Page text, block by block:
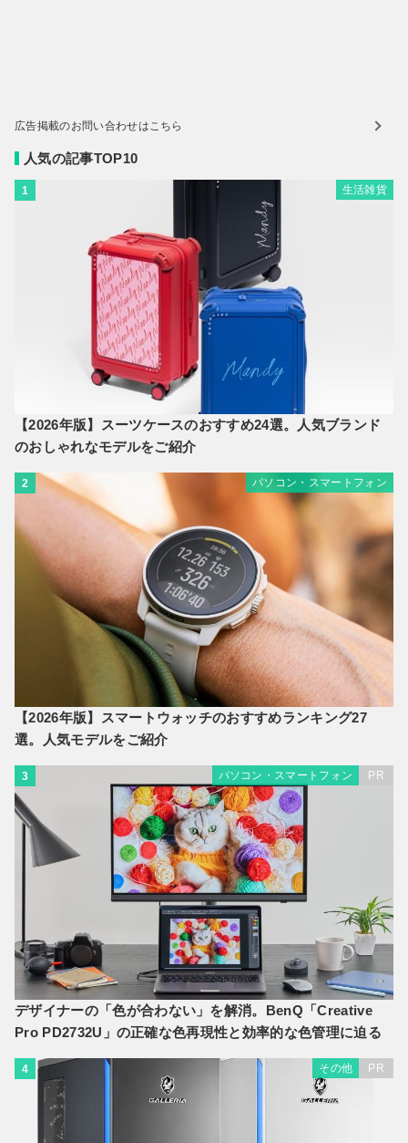
広告掲載のお問い合わせはこちら
人気の記事TOP10
1 生活雑貨
【2026年版】スーツケースのおすすめ24選。人気ブランド
のおしゃれなモデルをご紹介
2 パソコン・スマートフォン
【2026年版】スマートウォッチのおすすめランキング27
選。人気モデルをご紹介
3 パソコン・スマートフォン PR
デザイナーの「色が合わない」を解消。BenQ「Creative
Pro PD2732U」の正確な色再現性と効率的な色管理に迫る
4 その他 PR